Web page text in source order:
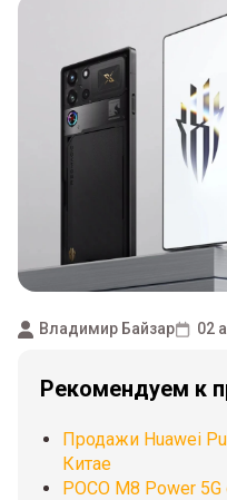
Владимир Байзар 02
Рекомендуем к
Продажи Huawei
Китае
POCO M8 Power